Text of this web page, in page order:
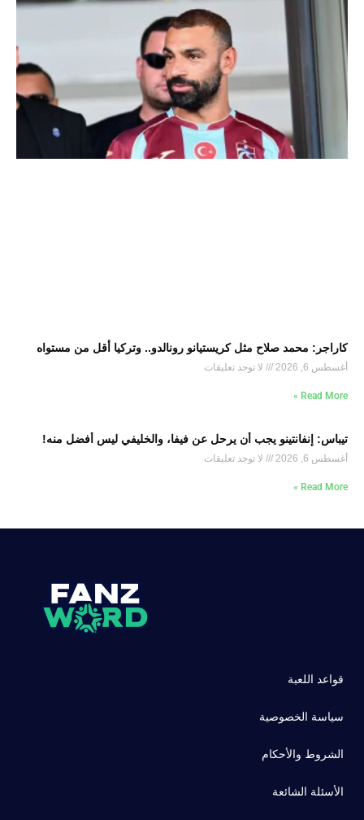
كاراجر: محمد صلاح مثل كريستيانو رونالدو.. وتركيا أقل من مستواه
أغسطس 6, 2026 لا توجد تعليقات
Read More »
تيباس: إنفانتينو يجب أن يرحل عن فيفا، والخليفي ليس أفضل منه!
أغسطس 6, 2026 لا توجد تعليقات
Read More »
قواعد اللعبة
سياسة الخصوصية
الشروط والأحكام
الأسئلة الشائعة